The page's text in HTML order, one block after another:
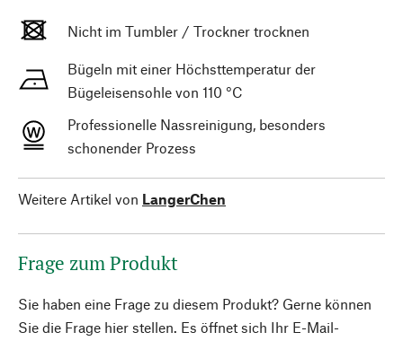
Nicht im Tumbler / Trockner trocknen
Bügeln mit einer Höchsttemperatur der
Bügeleisensohle von 110 °C
Professionelle Nassreinigung, besonders
schonender Prozess
Weitere Artikel von LangerChen
Frage zum Produkt
Sie haben eine Frage zu diesem Produkt? Gerne können
Sie die Frage hier stellen. Es öffnet sich Ihr E-Mail-